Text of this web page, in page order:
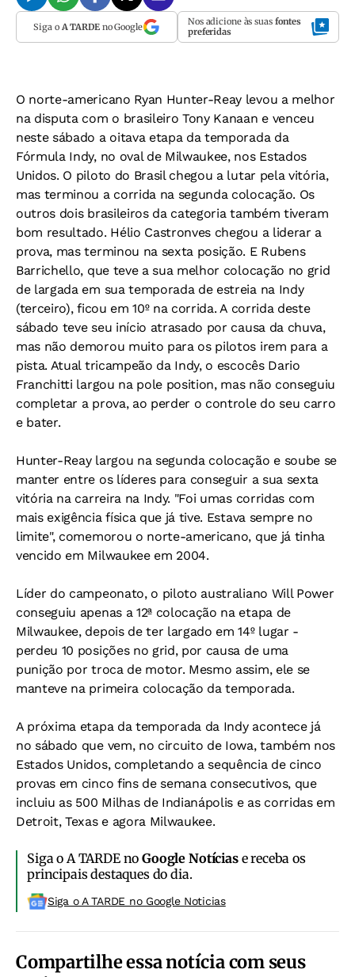
Siga o A TARDEno Google Nos adicione às suas fontes
preferidas
O norte-americano Ryan Hunter-Reay levou a melhor
na disputa com o brasileiro Tony Kanaan e venceu
neste sábado a oitava etapa da temporada da
Fórmula Indy, no oval de Milwaukee, nos Estados
Unidos. O piloto do Brasil chegou a lutar pela vitória,
mas terminou a corrida na segunda colocação. Os
outros dois brasileiros da categoria também tiveram
bom resultado. Hélio Castronves chegou a liderar a
prova, mas terminou na sexta posição. E Rubens
Barrichello, que teve a sua melhor colocação no grid
de largada em sua temporada de estreia na Indy
(terceiro), ficou em 10º na corrida. A corrida deste
sábado teve seu início atrasado por causa da chuva,
mas não demorou muito para os pilotos irem para a
pista. Atual tricampeão da Indy, o escocês Dario
Franchitti largou na pole position, mas não conseguiu
completar a prova, ao perder o controle do seu carro
e bater.
Hunter-Reay largou na segunda colocação e soube se
manter entre os líderes para conseguir a sua sexta
vitória na carreira na Indy. "Foi umas corridas com
mais exigência física que já tive. Estava sempre no
limite", comemorou o norte-americano, que já tinha
vencido em Milwaukee em 2004.
Líder do campeonato, o piloto australiano Will Power
conseguiu apenas a 12ª colocação na etapa de
Milwaukee, depois de ter largado em 14º lugar -
perdeu 10 posições no grid, por causa de uma
punição por troca de motor. Mesmo assim, ele se
manteve na primeira colocação da temporada.
A próxima etapa da temporada da Indy acontece já
no sábado que vem, no circuito de Iowa, também nos
Estados Unidos, completando a sequência de cinco
provas em cinco fins de semana consecutivos, que
incluiu as 500 Milhas de Indianápolis e as corridas em
Detroit, Texas e agora Milwaukee.
Siga o A TARDE noGoogle Notíciase receba os
principais destaques do dia.
Siga o A TARDE no Google Noticias
Compartilhe essa notícia com seus